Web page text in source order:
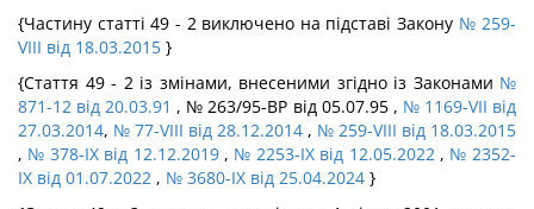
{Частину статті 49 - 2 виключено на підставі Закону № 259-
VIII від 18.03.2015 }
{Стаття 49 - 2 із змінами, внесеними згідно із Законами №
871-12 від 20.03.91 , № 263/95-ВР від 05.07.95 , № 1169-VII від
27.03.2014, № 77-VIII від 28.12.2014 , № 259-VIII від 18.03.2015
, № 378-IX від 12.12.2019, № 2253-IX від 12.05.2022, № 2352-
IX від 01.07.2022 , № 3680-IX від 25.04.2024 }